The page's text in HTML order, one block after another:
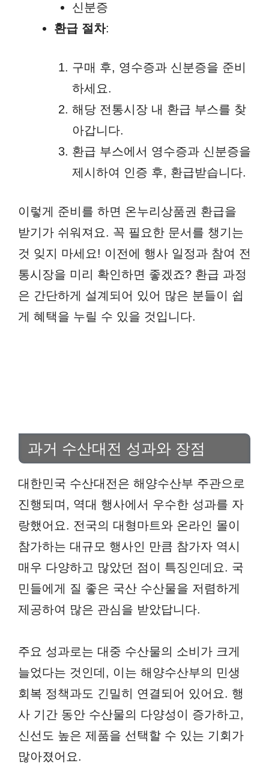
신분증
환급 절차:
구매 후, 영수증과 신분증을 준비
하세요.
해당 전통시장 내 환급 부스를 찾
아갑니다.
환급 부스에서 영수증과 신분증을
제시하여 인증 후, 환급받습니다.
이렇게 준비를 하면 온누리상품권 환급을
받기가 쉬워져요. 꼭 필요한 문서를 챙기는
것 잊지 마세요! 이전에 행사 일정과 참여 전
통시장을 미리 확인하면 좋겠죠? 환급 과정
은 간단하게 설계되어 있어 많은 분들이 쉽
게 혜택을 누릴 수 있을 것입니다.
과거 수산대전 성과와 장점
대한민국 수산대전은 해양수산부 주관으로
진행되며, 역대 행사에서 우수한 성과를 자
랑했어요. 전국의 대형마트와 온라인 몰이
참가하는 대규모 행사인 만큼 참가자 역시
매우 다양하고 많았던 점이 특징인데요. 국
민들에게 질 좋은 국산 수산물을 저렴하게
제공하여 많은 관심을 받았답니다.
주요 성과로는 대중 수산물의 소비가 크게
늘었다는 것인데, 이는 해양수산부의 민생
회복 정책과도 긴밀히 연결되어 있어요. 행
사 기간 동안 수산물의 다양성이 증가하고,
신선도 높은 제품을 선택할 수 있는 기회가
많아졌어요.